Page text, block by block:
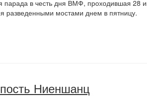
парада в честь дня ВМФ, проходившая 28
разведенными мостами днем в пятницу.
Ниеншанц